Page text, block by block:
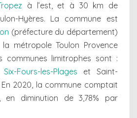
à l’est, et à 30 km de
Hyères. La commune est
(préfecture du département)
métropole Toulon Provence
communes limitrophes sont :
Six-Fours-les-Plages et Saint-
En 2020, la commune comptait
en diminution de 3,78% par